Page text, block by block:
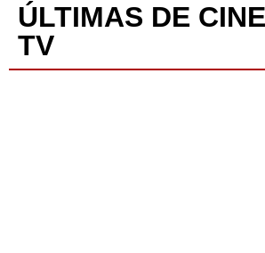
ÚLTIMAS DE
TV